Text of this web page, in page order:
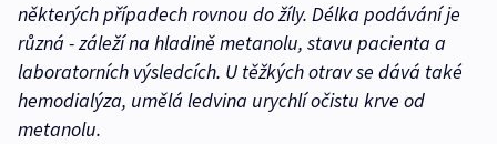
některých případech rovnou do žíly. Délka podávání je
různá - záleží na hladině metanolu, stavu pacienta a
laboratorních výsledcích. U těžkých otrav se dává také
hemodialýza, umělá ledvina urychlí očistu krve od
metanolu.